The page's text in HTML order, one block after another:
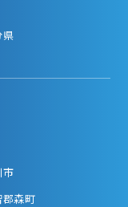
県
市
郡森町